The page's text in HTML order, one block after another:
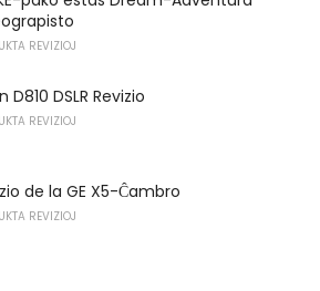
REVIZIOJ
D810 DSLR Revizio
REVIZIOJ
de la GE X5-Ĉambro
REVIZIOJ